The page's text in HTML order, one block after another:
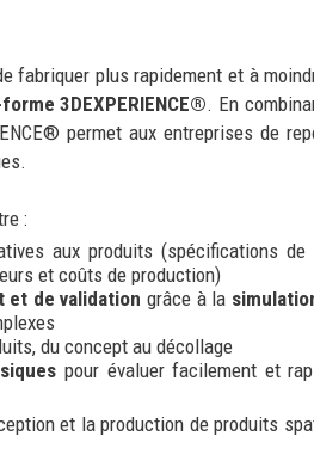
fabriquer plus rapidement et à
3DEXPERIENCE®. En
permet aux entreprises de
:
aux produits (spécifications de
et coûts de production)
et de validation grâce à la
du concept au décollage
pour évaluer facilement et
et la production de produits